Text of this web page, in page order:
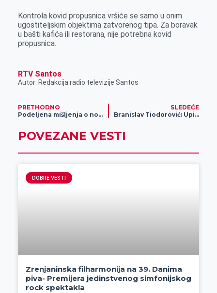
Kontrola kovid propusnica vršiće se samo u onim
ugostiteljskim objektima zatvorenog tipa. Za boravak
u bašti kafića ili restorana, nije potrebna kovid
propusnica.
RTV Santos
Autor: Redakcija radio televizije Santos
PRETHODNO
Podeljena mišljenja o novom sistemu fiskalizacije
SLEDEĆE
Branislav Tiodorović: Upitan je broj obolelih đaka
POVEZANE VESTI
DOBRE VESTI
Zrenjaninska filharmonija na 39. Danima
piva- Premijera jedinstvenog simfonijskog
rock spektakla